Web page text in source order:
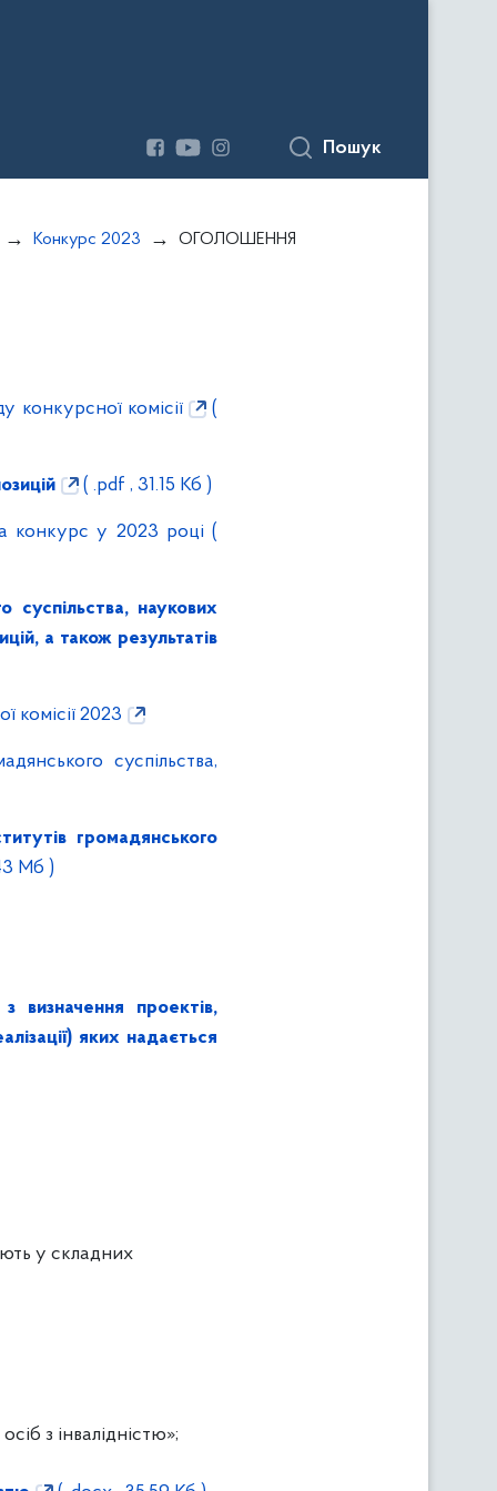
Пошук
Конкурс 2023 ОГОЛОШЕННЯ
конкурсної комісії
(
( .pdf , 31.15 Кб )
конкурс у 2023 році (
суспільства, наукових
а також результатів
2023
суспільства,
громадянського
Мб )
проектів,
яких надається
у складних
з інвалідністю»;